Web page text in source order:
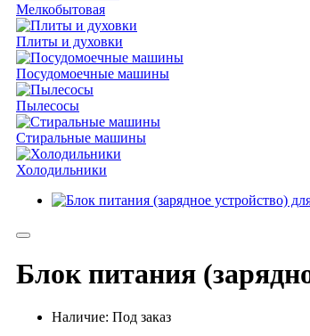
Мелкобытовая
Плиты и духовки
Посудомоечные машины
Пылесосы
Стиральные машины
Холодильники
Блок питания
Наличие: Под заказ